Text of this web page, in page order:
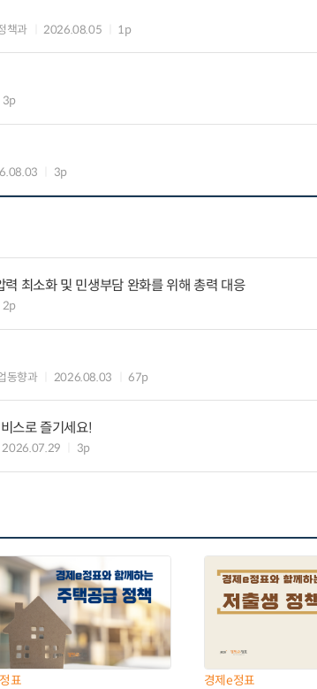
책과 2026.08.05 1p
3p
3p
최소화 및 민생부담 완화를 위해 총력 대응
2p
동향과 2026.08.03 67p
스로 즐기세요!
2026.07.29 3p
표 경제e정표